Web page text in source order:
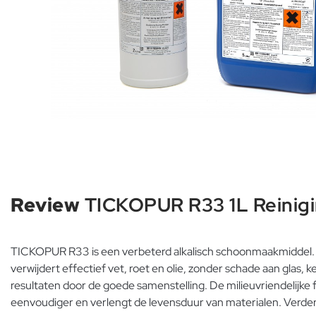
ReviewTICKOPUR R33 1L
TICKOPUR R33 is een verbeterd alkalisch
verwijdert effectief vet, roet en olie, zonder schade aan glas,
resultaten door de goede samenstelling. De
eenvoudiger en verlengt de levensduur van materialen.